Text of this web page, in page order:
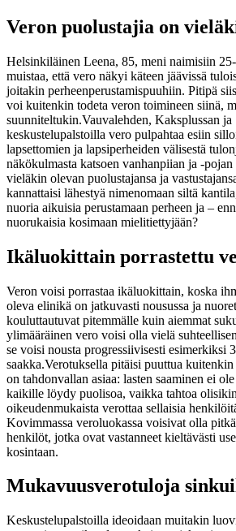
Veron puolustajia on
Helsinkiläinen Leena, 85, meni naimisiin
muistaa, että vero näkyi käteen jäävissä
joitakin perheenperustamispuuhiin. Pitipä
voi kuitenkin todeta veron toimineen siinä,
suunniteltukin.Vauvalehden, Kaksplussan ja
keskustelupalstoilla vero pulpahtaa esiin
lapsettomien ja lapsiperheiden välisestä
näkökulmasta katsoen vanhanpiian ja -
vieläkin olevan puolustajansa ja
kannattaisi lähestyä nimenomaan siltä
nuoria aikuisia perustamaan perheen ja –
nuorukaisia kosimaan mielitiettyjään?
Ikäluokittain porrastettu
Veron voisi porrastaa ikäluokittain, koska
oleva elinikä on jatkuvasti nousussa ja
kouluttautuvat pitemmälle kuin aiemmat
ylimääräinen vero voisi olla vielä
se voisi nousta progressiivisesti esimerkiksi
saakka.Verotuksella pitäisi puuttua kuitenkin
on tahdonvallan asiaa: lasten saaminen ei
kaikille löydy puolisoa, vaikka tahtoa
oikeudenmukaista verottaa sellaisia
Kovimmassa veroluokassa voisivat olla
henkilöt, jotka ovat vastanneet kieltävästi
kosintaan.
Mukavuusverotuloja
Keskustelupalstoilla ideoidaan muitakin